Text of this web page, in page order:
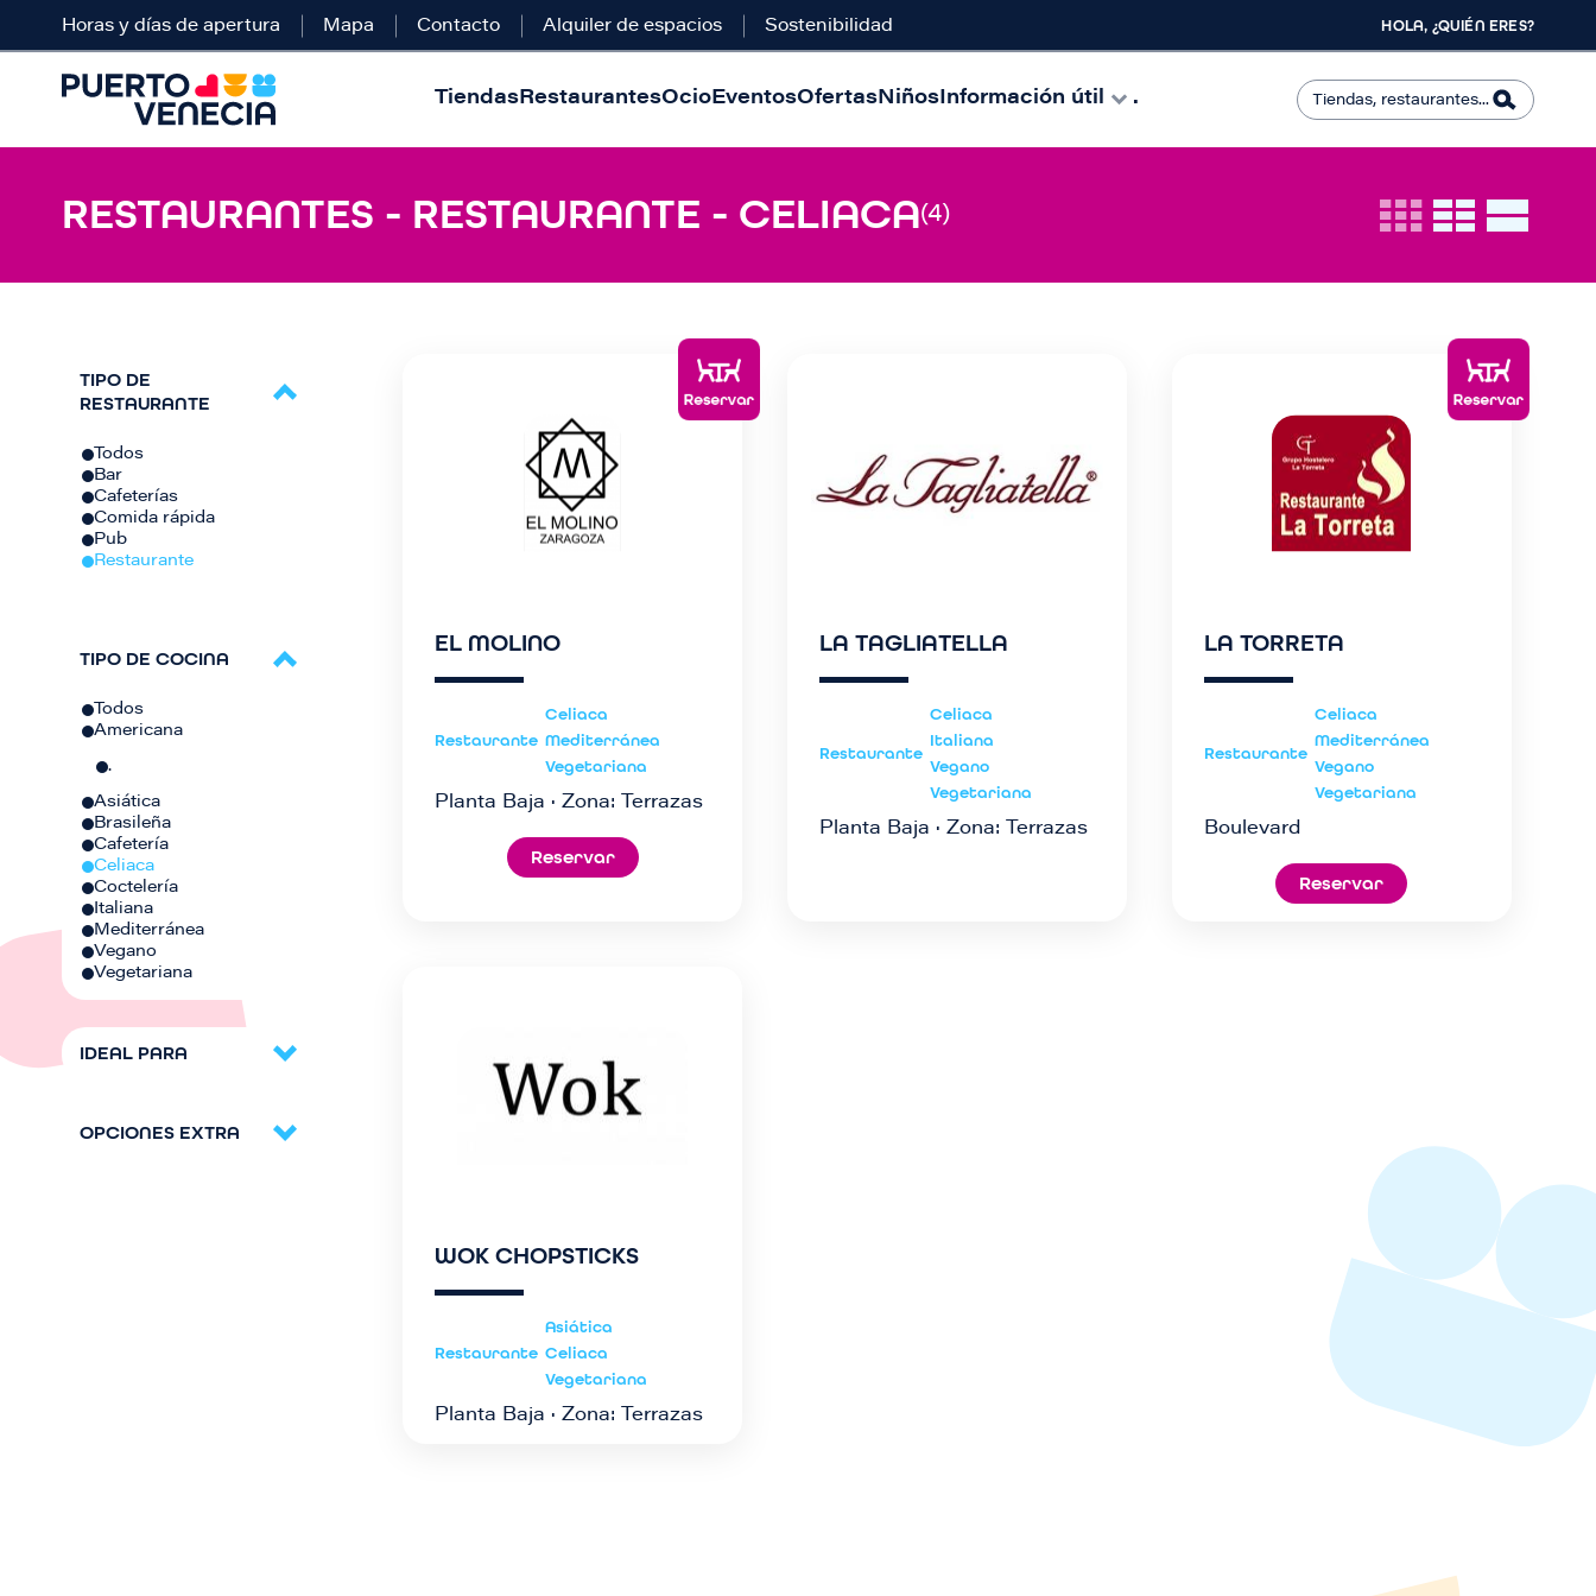
Horas y días de apertura Mapa Contacto Alquiler de espacios Sostenibilidad HOLA, ¿QUIÉN ERES?
TiendasRestaurantesOcioEventosOfertasNiñosInformación útil .
RESTAURANTES - RESTAURANTE - CELIACA(4)
TIPO DE
RESTAURANTE
Todos
Bar
Cafeterías
Comida rápida
Pub
Restaurante
TIPO DE COCINA
Todos
Americana
.
Asiática
Brasileña
Cafetería
Celiaca
Coctelería
Italiana
Mediterránea
Vegano
Vegetariana
IDEAL PARA
OPCIONES EXTRA
EL MOLINO
Restaurante
Celiaca
Mediterránea
Vegetariana
Planta Baja · Zona: Terrazas
Reservar
LA TAGLIATELLA
Restaurante
Celiaca
Italiana
Vegano
Vegetariana
Planta Baja · Zona: Terrazas
LA TORRETA
Restaurante
Celiaca
Mediterránea
Vegano
Vegetariana
Boulevard
Reservar
WOK CHOPSTICKS
Restaurante
Asiática
Celiaca
Vegetariana
Planta Baja · Zona: Terrazas